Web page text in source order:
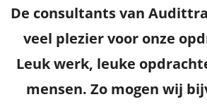
De consultants van
veel plezier voor onze
Leuk werk, leuke
mensen. Zo mogen wij